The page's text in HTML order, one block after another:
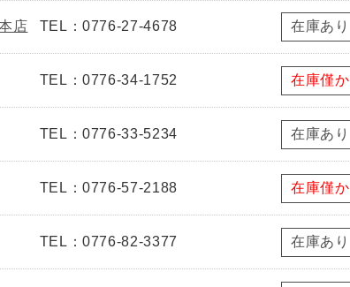
店 TEL：0776-27-4678 在庫あり
TEL：0776-34-1752 在庫僅か
TEL：0776-33-5234 在庫あり
TEL：0776-57-2188 在庫僅か
TEL：0776-82-3377 在庫あり